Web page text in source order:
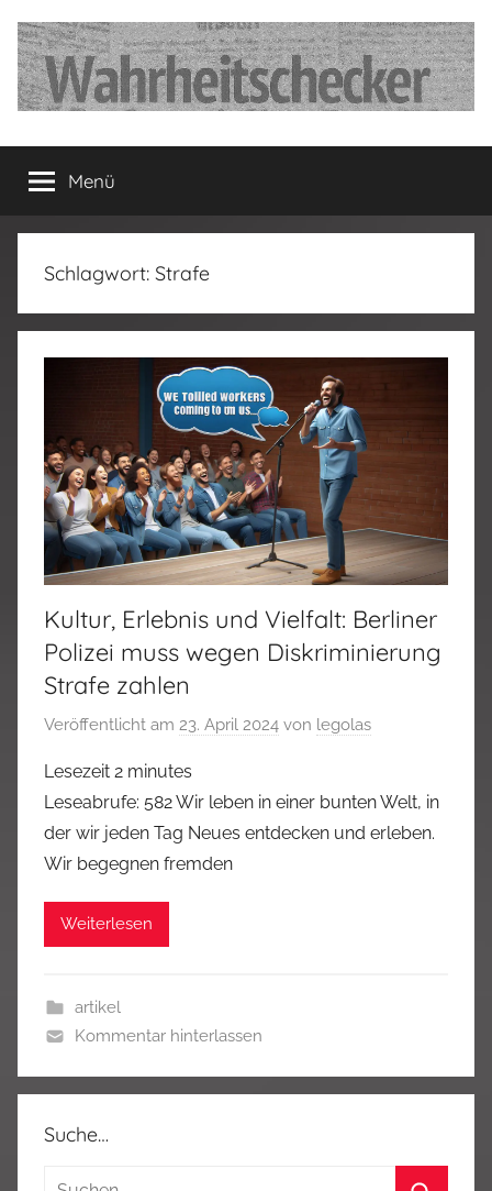
Inhalt
springen
…
Deutschland
hat
fertig…!
Menü
Schlagwort: Strafe
Kultur, Erlebnis und Vielfalt: Berliner
Polizei muss wegen Diskriminierung
Strafe zahlen
Veröffentlicht am 23. April 2024 von legolas
Lesezeit 2 minutes
Leseabrufe: 582 Wir leben in einer bunten Welt, in
der wir jeden Tag Neues entdecken und erleben.
Wir begegnen fremden
Weiterlesen
artikel
Kommentar hinterlassen
Suche…
Suchen